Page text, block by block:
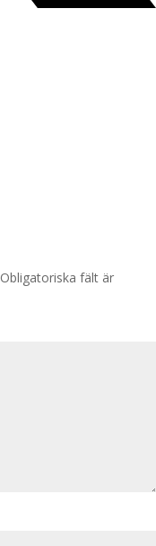
Obligatoriska fält är